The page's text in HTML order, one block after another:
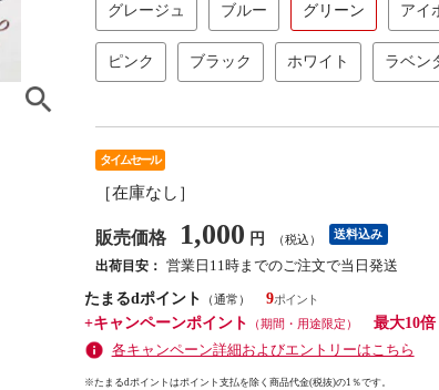
グレージュ ブルー グリーン アイ
ピンク ブラック ホワイト ラベン
タイムセール
［在庫なし］
販売価格 1,000 円 （税込） 送料込み
出荷目安： 営業日11時までのご注文で当日発送
たまるdポイント
（通常）
9
+キャンペーンポイント
（期間・用途限定）
最大10倍
各キャンペーン詳細およびエントリーはこちら
※たまるdポイントはポイント支払を除く商品代金(税抜)の1％です。